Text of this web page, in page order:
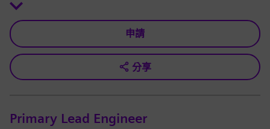
申請
分享
Primary Lead Engineer